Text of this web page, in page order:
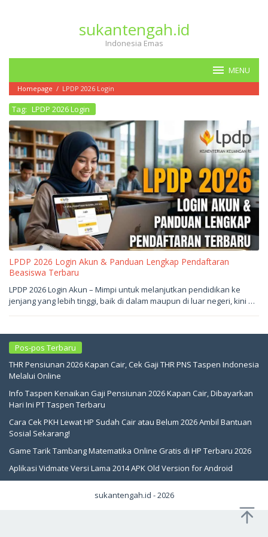
sukantengah.id
Indonesia Emas
MENU
Homepage / LPDP 2026 Login
Tag: LPDP 2026 Login
LPDP 2026 Login Akun & Panduan Lengkap Pendaftaran
Beasiswa Terbaru
Mei
7,
2026
oleh
LPDP 2026 Login Akun – Mimpi untuk melanjutkan pendidikan ke
jenjang yang lebih tinggi, baik di dalam maupun di luar negeri, kini …
Pos-pos Terbaru
THR Pensiunan 2026 Kapan Cair, Cek Gaji THR PNS Taspen Indonesia
Melalui Online
Info Taspen Kenaikan Gaji Pensiunan 2026 Kapan Cair, Dibayarkan
Hari Ini PT Taspen Terbaru
Cara Cek PKH Lewat HP Sudah Cair atau Belum 2026 Ambil Bantuan
Sosial Sekarang!
Game Tarik Tambang Matematika Online Gratis di HP Terbaru 2026
Aplikasi Vidmate Versi Lama 2014 APK Old Version for Android
sukantengah.id - 2026